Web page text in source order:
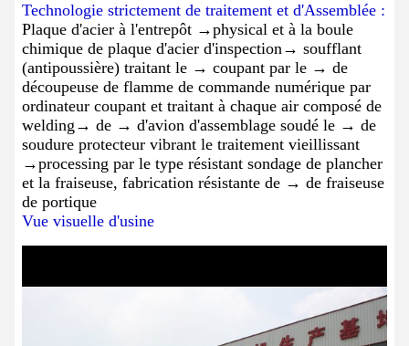
Technologie strictement de traitement et d'Assemblée :
Plaque d'acier à l'entrepôt →physical et à la boule
chimique de plaque d'acier d'inspection→ soufflant
(antipoussière) traitant le → coupant par le → de
découpeuse de flamme de commande numérique par
ordinateur coupant et traitant à chaque air composé de
welding→ de → d'avion d'assemblage soudé le → de
soudure protecteur vibrant le traitement vieillissant
→processing par le type résistant sondage de plancher
et la fraiseuse, fabrication résistante de → de fraiseuse
de portique
Vue visuelle d'usine